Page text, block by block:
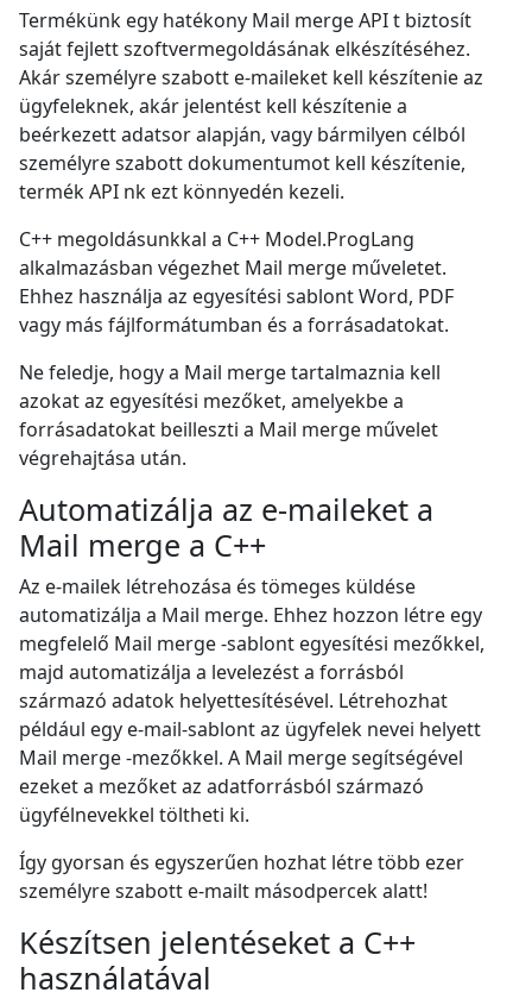
Termékünk egy hatékony Mail merge API t biztosít
saját fejlett szoftvermegoldásának elkészítéséhez.
Akár személyre szabott e-maileket kell készítenie az
ügyfeleknek, akár jelentést kell készítenie a
beérkezett adatsor alapján, vagy bármilyen célból
személyre szabott dokumentumot kell készítenie,
termék API nk ezt könnyedén kezeli.
C++ megoldásunkkal a C++ Model.ProgLang
alkalmazásban végezhet Mail merge műveletet.
Ehhez használja az egyesítési sablont Word, PDF
vagy más fájlformátumban és a forrásadatokat.
Ne feledje, hogy a Mail merge tartalmaznia kell
azokat az egyesítési mezőket, amelyekbe a
forrásadatokat beilleszti a Mail merge művelet
végrehajtása után.
Automatizálja az e-maileket a
Mail merge a C++
Az e-mailek létrehozása és tömeges küldése
automatizálja a Mail merge. Ehhez hozzon létre egy
megfelelő Mail merge -sablont egyesítési mezőkkel,
majd automatizálja a levelezést a forrásból
származó adatok helyettesítésével. Létrehozhat
például egy e-mail-sablont az ügyfelek nevei helyett
Mail merge -mezőkkel. A Mail merge segítségével
ezeket a mezőket az adatforrásból származó
ügyfélnevekkel töltheti ki.
Így gyorsan és egyszerűen hozhat létre több ezer
személyre szabott e-mailt másodpercek alatt!
Készítsen jelentéseket a C++
használatával